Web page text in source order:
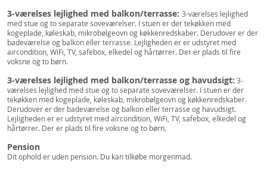
3-værelses lejlighed med balkon/terrasse: 3-værelses lejlighed
med stue og to separate soveværelser. I stuen er der tekøkken med
kogeplade, køleskab, mikrobølgeovn og køkkenredskaber. Derudover er der
badeværelse og balkon eller terrasse. Lejligheden er er udstyret med
aircondition, WiFi, TV, safebox, elkedel og hårtørrer. Der er plads til fire
voksne og to børn.
3-værelses lejlighed med balkon/terrasse og havudsigt: 3-
værelses lejlighed med stue og to separate soveværelser. I stuen er der
tekøkken med kogeplade, køleskab, mikrobølgeovn og køkkenredskaber.
Derudover er der badeværelse og balkon eller terrasse og havudsigt.
Lejligheden er er udstyret med aircondition, WiFi, TV, safebox, elkedel og
hårtørrer. Der er plads til fire voksne og to børn.
Pension
Dit ophold er uden pension. Du kan tilkøbe morgenmad.